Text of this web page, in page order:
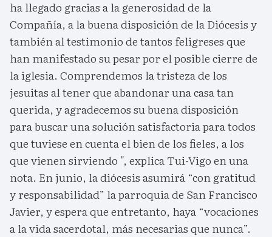
ha llegado gracias a la generosidad de la
Compañía, a la buena disposición de la Diócesis y
también al testimonio de tantos feligreses que
han manifestado su pesar por el posible cierre de
la iglesia. Comprendemos la tristeza de los
jesuitas al tener que abandonar una casa tan
querida, y agradecemos su buena disposición
para buscar una solución satisfactoria para todos
que tuviese en cuenta el bien de los fieles, a los
que vienen sirviendo ", explica Tui-Vigo en una
nota. En junio, la diócesis asumirá “con gratitud
y responsabilidad” la parroquia de San Francisco
Javier, y espera que entretanto, haya “vocaciones
a la vida sacerdotal, más necesarias que nunca”.